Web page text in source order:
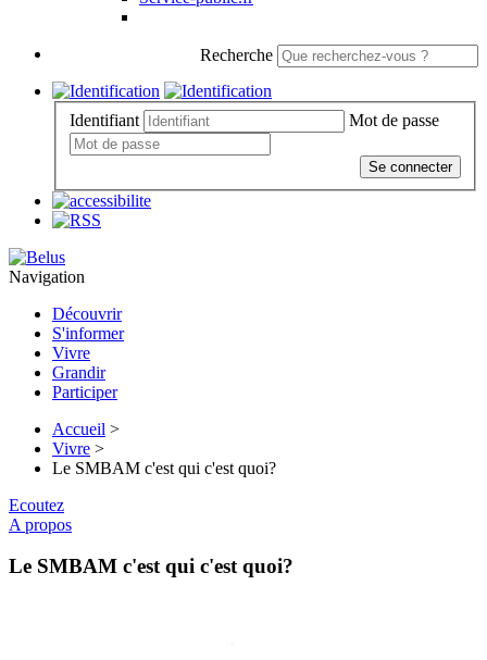
Recherche
Identifiant Mot de passe
Se connecter
Navigation
Découvrir
S'informer
Vivre
Grandir
Participer
Accueil >
Vivre >
Le SMBAM c'est qui c'est quoi?
Ecoutez
A propos
Le SMBAM c'est qui c'est quoi?